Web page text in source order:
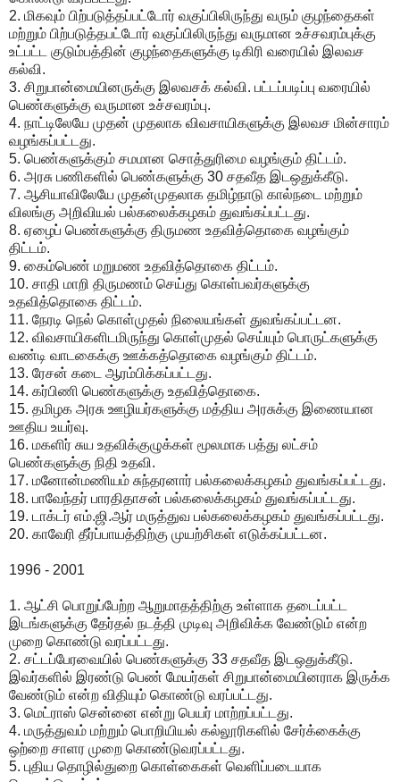
2. மிகவும் பிற்படுத்தப்பட்டோர் வகுப்பிலிருந்து வரும் குழந்தைகள்
மற்றும் பிற்படுத்தபட்டோர் வகுப்பிலிருந்து வருமான உச்சவரம்புக்கு
உட்பட்ட குடும்பத்தின் குழந்தைகளுக்கு டிகிரி வரையில் இலவச
கல்வி.
3. சிறுபான்மையினருக்கு இலவசக் கல்வி. பட்டப்படிப்பு வரையில்
பெண்களுக்கு வருமான உச்சவரம்பு.
4. நாட்டிலேயே முதன் முதலாக விவசாயிகளுக்கு இலவச மின்சாரம்
வழங்கப்பட்டது.
5. பெண்களுக்கும் சமமான சொத்துரிமை வழங்கும் திட்டம்.
6. அரசு பணிகளில் பெண்களுக்கு 30 சதவீத இடஒதுக்கீடு.
7. ஆசியாவிலேயே முதன்முதலாக தமிழ்நாடு கால்நடை மற்றும்
விலங்கு அறிவியல் பல்கலைக்கழகம் துவங்கப்பட்டது.
8. ஏழைப் பெண்களுக்கு திருமண உதவித்தொகை வழங்கும்
திட்டம்.
9. கைம்பெண் மறுமண உதவித்தொகை திட்டம்.
10. சாதி மாறி திருமணம் செய்து கொள்பவர்களுக்கு
உதவித்தொகை திட்டம்.
11. நேரடி நெல் கொள்முதல் நிலையங்கள் துவங்கப்பட்டன.
12. விவசாயிகளிடமிருந்து கொள்முதல் செய்யும் பொருட்களுக்கு
வண்டி வாடகைக்கு ஊக்கத்தொகை வழங்கும் திட்டம்.
13. ரேசன் கடை ஆரம்பிக்கப்பட்டது.
14. கர்பிணி பெண்களுக்கு உதவித்தொகை.
15. தமிழக அரசு ஊழியர்களுக்கு மத்திய அரசுக்கு இணையான
ஊதிய உயர்வு.
16. மகளிர் சுய உதவிக்குழுக்கள் மூலமாக பத்து லட்சம்
பெண்களுக்கு நிதி உதவி.
17. மனோன்மணியம் சுந்தரனார் பல்கலைக்கழகம் துவங்கப்பட்டது.
18. பாவேந்தர் பாரதிதாசன் பல்கலைக்கழகம் துவங்கப்பட்டது.
19. டாக்டர் எம்.ஜி.ஆர் மருத்துவ பல்கலைக்கழகம் துவங்கப்பட்டது.
20. காவேரி தீர்ப்பாயத்திற்கு முயற்சிகள் எடுக்கப்பட்டன.
1996 - 2001
1. ஆட்சி பொறுப்பேற்ற ஆறுமாதத்திற்கு உள்ளாக தடைப்பட்ட
இடங்களுக்கு தேர்தல் நடத்தி முடிவு அறிவிக்க வேண்டும் என்ற
முறை கொண்டு வரப்பட்டது.
2. சட்டப்பேரவையில் பெண்களுக்கு 33 சதவீத இடஒதுக்கீடு.
இவர்களில் இரண்டு பெண் மேயர்கள் சிறுபான்மையினராக இருக்க
வேண்டும் என்ற விதியும் கொண்டு வரப்பட்டது.
3. மெட்ராஸ் சென்னை என்று பெயர் மாற்றப்பட்டது.
4. மருத்துவம் மற்றும் பொறியியல் கல்லூரிகளில் சேர்க்கைக்கு
ஒற்றை சாளர முறை கொண்டுவரப்பட்டது.
5. புதிய தொழில்துறை கொள்கைகள் வெளிப்படையாக